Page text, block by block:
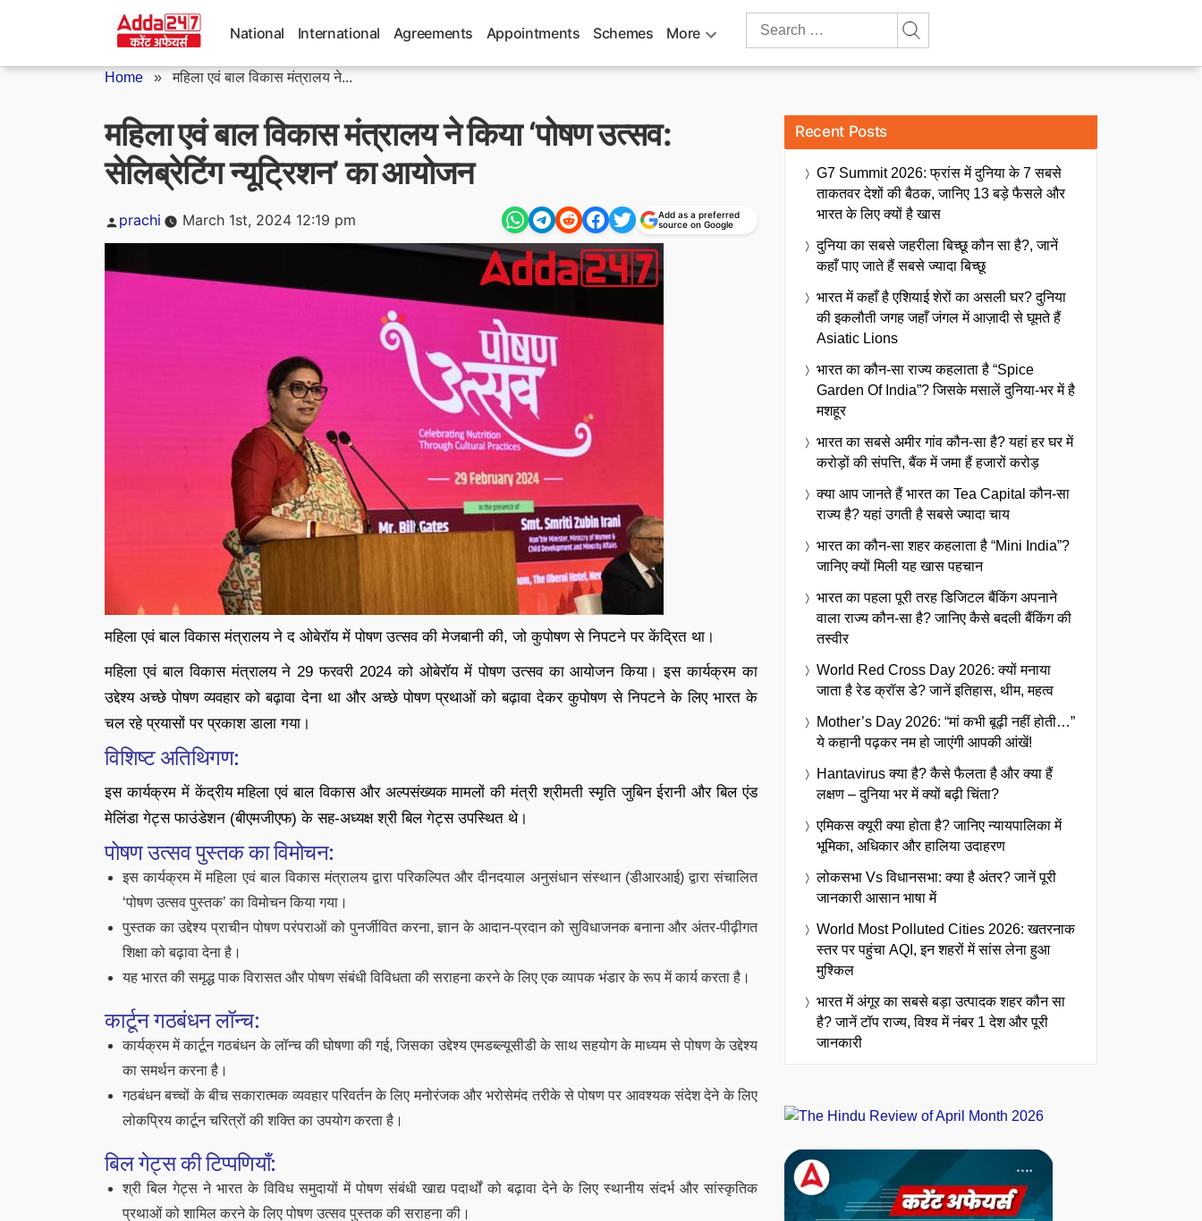
National International Agreements Appointments Schemes More
Search
Home »महिला एवं बाल विकास मंत्रालय ने...
महिला एवं बाल विकास मंत्रालय ने किया ‘पोषण उत्सव:
सेलिब्रेटिंग न्यूट्रिशन’ का आयोजन
Posted
by
prachi March 1st, 2024 12:19 pm
Add as a preferred
source on Google
महिला एवं बाल विकास मंत्रालय ने द ओबेरॉय में पोषण उत्सव की मेजबानी की, जो कुपोषण से निपटने पर केंद्रित था।
महिला एवं बाल विकास मंत्रालय ने 29 फरवरी 2024 को ओबेरॉय में पोषण उत्सव का आयोजन किया। इस कार्यक्रम का
उद्देश्य अच्छे पोषण व्यवहार को बढ़ावा देना था और अच्छे पोषण प्रथाओं को बढ़ावा देकर कुपोषण से निपटने के लिए भारत के
चल रहे प्रयासों पर प्रकाश डाला गया।
विशिष्ट अतिथिगण:
इस कार्यक्रम में केंद्रीय महिला एवं बाल विकास और अल्पसंख्यक मामलों की मंत्री श्रीमती स्मृति जुबिन ईरानी और बिल एंड
मेलिंडा गेट्स फाउंडेशन (बीएमजीएफ) के सह-अध्यक्ष श्री बिल गेट्स उपस्थित थे।
पोषण उत्सव पुस्तक का विमोचन:
इस कार्यक्रम में महिला एवं बाल विकास मंत्रालय द्वारा परिकल्पित और दीनदयाल अनुसंधान संस्थान (डीआरआई) द्वारा संचालित
‘पोषण उत्सव पुस्तक’ का विमोचन किया गया।
पुस्तक का उद्देश्य प्राचीन पोषण परंपराओं को पुनर्जीवित करना, ज्ञान के आदान-प्रदान को सुविधाजनक बनाना और अंतर-पीढ़ीगत
शिक्षा को बढ़ावा देना है।
यह भारत की समृद्ध पाक विरासत और पोषण संबंधी विविधता की सराहना करने के लिए एक व्यापक भंडार के रूप में कार्य करता है।
कार्टून गठबंधन लॉन्च:
कार्यक्रम में कार्टून गठबंधन के लॉन्च की घोषणा की गई, जिसका उद्देश्य एमडब्ल्यूसीडी के साथ सहयोग के माध्यम से पोषण के उद्देश्य
का समर्थन करना है।
गठबंधन बच्चों के बीच सकारात्मक व्यवहार परिवर्तन के लिए मनोरंजक और भरोसेमंद तरीके से पोषण पर आवश्यक संदेश देने के लिए
लोकप्रिय कार्टून चरित्रों की शक्ति का उपयोग करता है।
बिल गेट्स की टिप्पणियाँ:
श्री बिल गेट्स ने भारत के विविध समुदायों में पोषण संबंधी खाद्य पदार्थों को बढ़ावा देने के लिए स्थानीय संदर्भ और सांस्कृतिक
प्रथाओं को शामिल करने के लिए पोषण उत्सव पुस्तक की सराहना की।
Recent Posts
G7 Summit 2026: फ्रांस में दुनिया के 7 सबसे
ताकतवर देशों की बैठक, जानिए 13 बड़े फैसले और
भारत के लिए क्यों है खास
दुनिया का सबसे जहरीला बिच्छू कौन सा है?, जानें
कहाँ पाए जाते हैं सबसे ज्यादा बिच्छू
भारत में कहाँ है एशियाई शेरों का असली घर? दुनिया
की इकलौती जगह जहाँ जंगल में आज़ादी से घूमते हैं
Asiatic Lions
भारत का कौन-सा राज्य कहलाता है “Spice
Garden Of India”? जिसके मसालें दुनिया-भर में है
मशहूर
भारत का सबसे अमीर गांव कौन-सा है? यहां हर घर में
करोड़ों की संपत्ति, बैंक में जमा हैं हजारों करोड़
क्या आप जानते हैं भारत का Tea Capital कौन-सा
राज्य है? यहां उगती है सबसे ज्यादा चाय
भारत का कौन-सा शहर कहलाता है “Mini India”?
जानिए क्यों मिली यह खास पहचान
भारत का पहला पूरी तरह डिजिटल बैंकिंग अपनाने
वाला राज्य कौन-सा है? जानिए कैसे बदली बैंकिंग की
तस्वीर
World Red Cross Day 2026: क्यों मनाया
जाता है रेड क्रॉस डे? जानें इतिहास, थीम, महत्व
Mother’s Day 2026: “मां कभी बूढ़ी नहीं होती…”
ये कहानी पढ़कर नम हो जाएंगी आपकी आंखें!
Hantavirus क्या है? कैसे फैलता है और क्या हैं
लक्षण – दुनिया भर में क्यों बढ़ी चिंता?
एमिकस क्यूरी क्या होता है? जानिए न्यायपालिका में
भूमिका, अधिकार और हालिया उदाहरण
लोकसभा Vs विधानसभा: क्या है अंतर? जानें पूरी
जानकारी आसान भाषा में
World Most Polluted Cities 2026: खतरनाक
स्तर पर पहुंचा AQI, इन शहरों में सांस लेना हुआ
मुश्किल
भारत में अंगूर का सबसे बड़ा उत्पादक शहर कौन सा
है? जानें टॉप राज्य, विश्व में नंबर 1 देश और पूरी
जानकारी